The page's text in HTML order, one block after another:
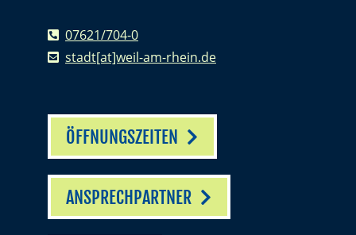
07621/704-0
stadt[at]weil-am-rhein.de
ÖFFNUNGSZEITEN
ANSPRECHPARTNER